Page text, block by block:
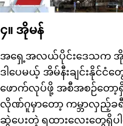
၄။ အိုမန်
အရှေ့အလယ်ပိုင်းဒေသက အိုမ
ဒါပေမယ့် အိမ်နီးချင်းနို
ဖောက်လုပ်ဖို့ အစီအစဉ်တော့ရှိ
လိုဏ်ဂူမှာတော့ ကမ္ဘာလှည့်
ဆွဲပေးတဲ့ ရထားလေးတွေရှိ